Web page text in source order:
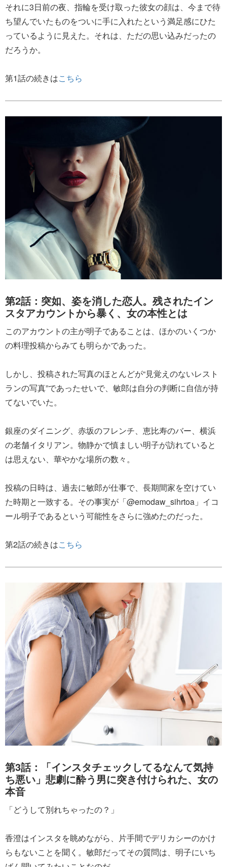
それに3日前の夜、指輪を受け取った彼女の顔は、今まで待
ち望んでいたものをついに手に入れたという満足感にひた
っているように見えた。それは、ただの思い込みだったの
だろうか。
第1話の続きはこちら
第2話：突如、姿を消した恋人。残されたイン
スタアカウントから暴く、女の本性とは
このアカウントの主が明子であることは、ほかのいくつか
の料理投稿からみても明らかであった。
しかし、投稿された写真のほとんどが“見覚えのないレスト
ランの写真”であったせいで、敏郎は自分の判断に自信が持
てないでいた。
銀座のダイニング、赤坂のフレンチ、恵比寿のバー、横浜
の老舗イタリアン。物静かで慎ましい明子が訪れていると
は思えない、華やかな場所の数々。
投稿の日時は、過去に敏郎が仕事で、長期間家を空けてい
た時期と一致する。その事実が「@emodaw_sihrtoa」イコ
ール明子であるという可能性をさらに強めたのだった。
第2話の続きはこちら
第3話：「インスタチェックしてるなんて気持
ち悪い」悲劇に酔う男に突き付けられた、女の
本音
「どうして別れちゃったの？」
香澄はインスタを眺めながら、片手間でデリカシーのかけ
らもないことを聞く。敏郎だってその質問は、明子にいち